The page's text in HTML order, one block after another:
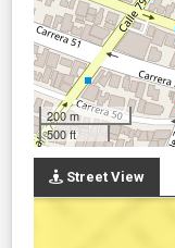
200 m
500 ft
Street View